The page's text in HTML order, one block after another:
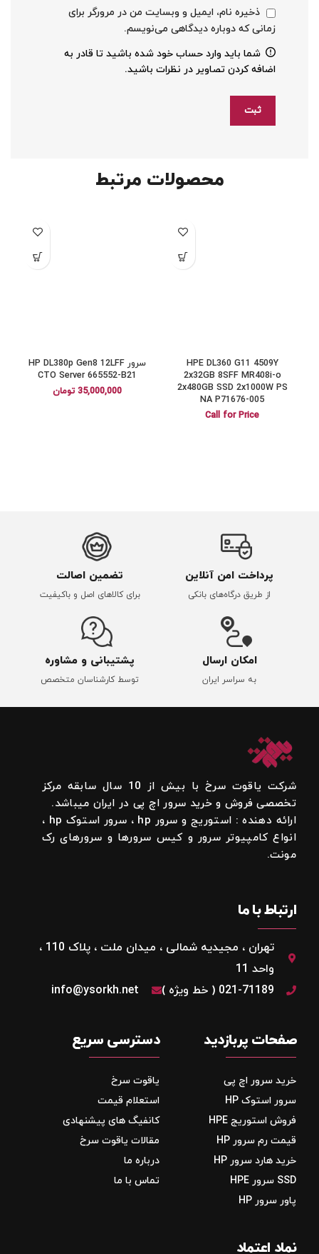
ذخیره نام، ایمیل و وبسایت من در مرورگر برای
زمانی که دوباره دیدگاهی می‌نویسم.
شما باید وارد حساب خود شده باشید تا قادر به
اضافه کردن تصاویر در نظرات باشید.
محصولات مرتبط
HPE DL360 G11 4509Y
2x32GB 8SFF MR408i-o
2x480GB SSD 2x1000W PS
NA P71676-005
Call for Price
سرور HP DL380p Gen8 12LFF
CTO Server 665552-B21
35,000,000 تومان
پرداخت امن آنلاین
از طریق درگاه‌های بانکی
تضمین اصالت
برای کالاهای اصل و باکیفیت
امکان ارسال
به سراسر ایران
پشتیبانی و مشاوره
توسط کارشناسان متخصص
شرکت یاقوت سرخ با بیش از 10 سال سابقه مرکز
تخصصی فروش و خرید سرور اچ پی در ایران میباشد.
ارائه دهنده : استوریج و سرور hp ، سرور استوک hp ،
انواع کامپیوتر سرور و کیس سرورها و سرورهای رک
مونت.
ارتباط با ما
تهران ، مجیدیه شمالی ، میدان ملت ، پلاک 110 ،
واحد 11
021-71189 ( خط ویژه )
info@ysorkh.net
صفحات پربازدید
خرید سرور اچ پی
سرور استوک HP
فروش استوریج‌ HPE
قیمت رم سرور HP
خرید هارد سرور HP
SSD سرور HPE
پاور سرور HP
دسترسی سریع
یاقوت سرخ
استعلام قیمت
کانفیگ های پیشنهادی
مقالات یاقوت سرخ
درباره ما
تماس با ما
نماد اعتماد